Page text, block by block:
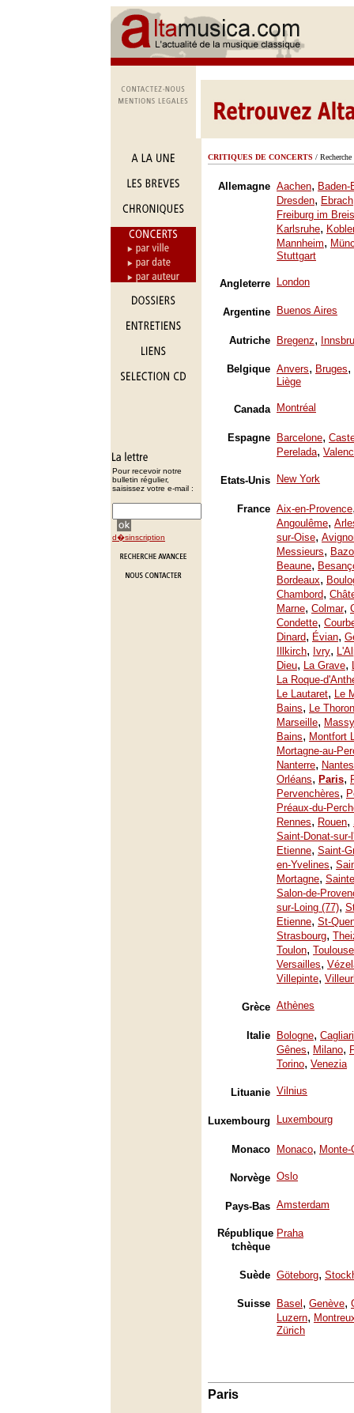
Pour recevoir notre
bulletin régulier,
saisissez votre e-mail :
d�sinscription
CRITIQUES DE CONCERTS /
Allemagne Aachen, Baden-
Dresden, Ebrach
Freiburg im
Karlsruhe,
Mannheim,
Stuttgart
Angleterre London
Argentine Buenos Aires
Autriche Bregenz,
Belgique Anvers, Bruges,
Liège
Canada Montréal
Espagne Barcelone,
Perelada,
Etats-Unis New York
France Aix-en-Provence
Angoulême,
sur-Oise,
Messieurs,
Beaune,
Bordeaux,
Chambord,
Marne, Colmar,
Condette,
Dinard, Évian,
Illkirch, Ivry,
Dieu, La Grave,
La Roque-
Le Lautaret, Le
Bains, Le
Marseille, Massy
Bains, Montfort
Mortagne-au-
Nanterre, Nantes
Orléans, Paris,
Pervenchères,
Préaux-du-
Rennes, Rouen,
Saint-Donat-sur-
Etienne, Saint-
en-Yvelines,
Mortagne,
Salon-de-
sur-Loing (77),
Etienne, St-
Strasbourg,
Toulon, Toulouse
Versailles,
Villepinte,
Grèce Athènes
Italie Bologne, Cagliari
Gênes, Milano,
Torino, Venezia
Lituanie Vilnius
Luxembourg Luxembourg
Monaco Monaco, Monte-
Norvège Oslo
Pays-Bas Amsterdam
République
tchèque
Praha
Suède Göteborg,
Suisse Basel , Genève,
Luzern,
Zürich
Paris